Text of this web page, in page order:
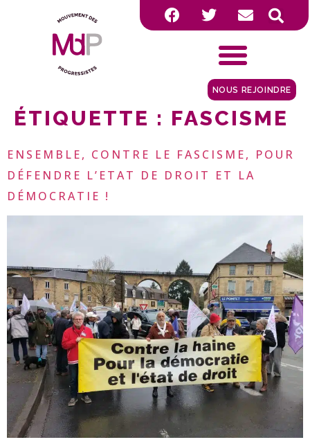
NOUS REJOINDRE
ÉTIQUETTE : FASCISME
ENSEMBLE, CONTRE LE FASCISME, POUR
DÉFENDRE L’ETAT DE DROIT ET LA
DÉMOCRATIE !